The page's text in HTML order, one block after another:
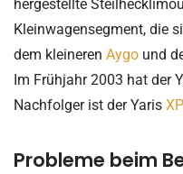
hergestellte
Kleinwagensegment, die
dem kleineren Aygo und
Im Frühjahr 2003 hat der
Nachfolger ist der Yaris
Probleme beim